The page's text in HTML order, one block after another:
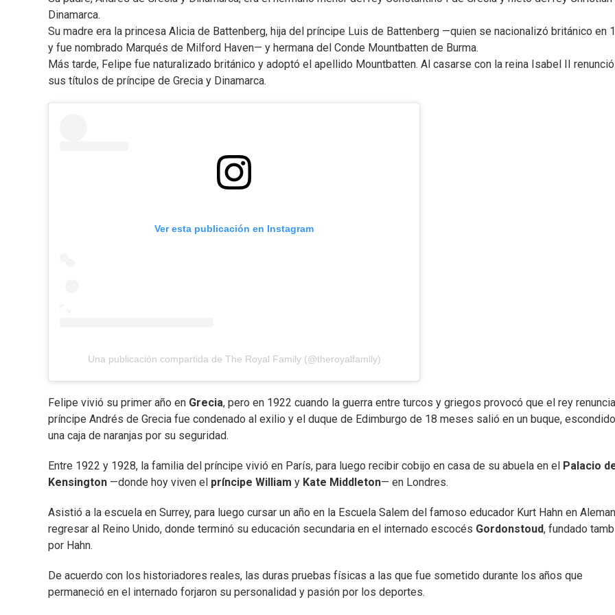
Dinamarca.
Su madre era la princesa Alicia de Battenberg, hija del príncipe Luis de Battenberg —quien se nacionalizó británico en
y fue nombrado Marqués de Milford Haven— y hermana del Conde Mountbatten de Burma.
Más tarde, Felipe fue naturalizado británico y adoptó el apellido Mountbatten. Al casarse con la reina Isabel II
sus títulos de príncipe de Grecia y Dinamarca.
Ver esta publicación en Instagram
Una publicación compartida de The Royal Family (@theroyalfamily)
Felipe vivió su primer año en Grecia, pero en 1922 cuando la guerra entre turcos y griegos provocó que el rey
príncipe Andrés de Grecia fue condenado al exilio y el duque de Edimburgo de 18 meses salió en un buque,
una caja de naranjas por su seguridad.
Entre 1922 y 1928, la familia del príncipe vivió en París, para luego recibir cobijo en casa de su abuela en el
Palacio
Kensington —donde hoy viven el príncipe William y Kate Middleton— en Londres.
Asistió a la escuela en Surrey, para luego cursar un año en la Escuela Salem del famoso educador Kurt Hahn en
regresar al Reino Unido, donde terminó su educación secundaria en el internado escocés Gordonstoud, fundado
por Hahn.
De acuerdo con los historiadores reales, las duras pruebas físicas a las que fue sometido durante los años que
permaneció en el internado forjaron su personalidad y pasión por los deportes.